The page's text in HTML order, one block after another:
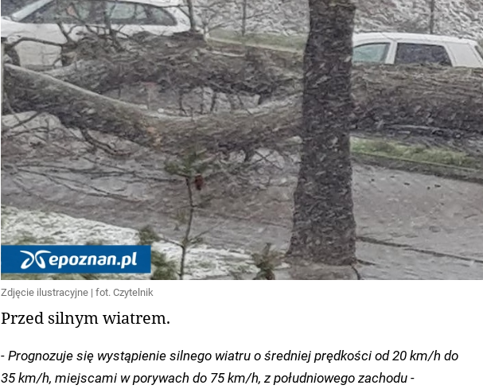
Zdjęcie ilustracyjne | fot. Czytelnik
Przed silnym wiatrem.
- Prognozuje się wystąpienie silnego wiatru o średniej prędkości od 20 km/h do
35 km/h, miejscami w porywach do 75 km/h, z południowego zachodu -